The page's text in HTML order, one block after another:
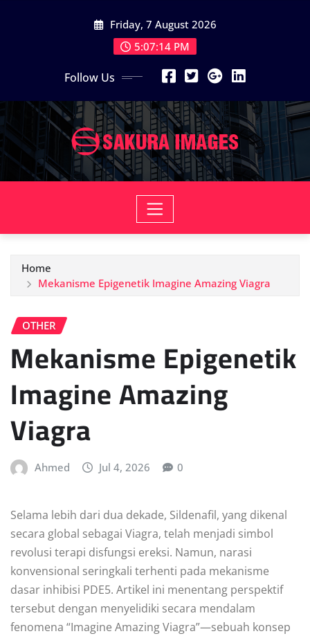
Friday, 7 August 2026
5:07:15 PM
Follow Us
Home
Mekanisme Epigenetik Imagine Amazing Viagra
OTHER
Mekanisme Epigenetik
Imagine Amazing
Viagra
Ahmed Jul 4, 2026 0
Selama lebih dari dua dekade, Sildenafil, yang dikenal
secara global sebagai Viagra, telah menjadi simbol
revolusi terapi disfungsi ereksi. Namun, narasi
konvensional seringkali terhenti pada mekanisme
dasar inhibisi PDE5. Artikel ini menentang perspektif
tersebut dengan menyelidiki secara mendalam
fenomena “Imagine Amazing Viagra”—sebuah konsep